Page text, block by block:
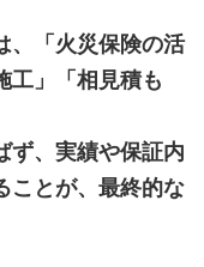
、「火災保険の活
工」「相見積も
ず、実績や保証内
ことが、最終的な